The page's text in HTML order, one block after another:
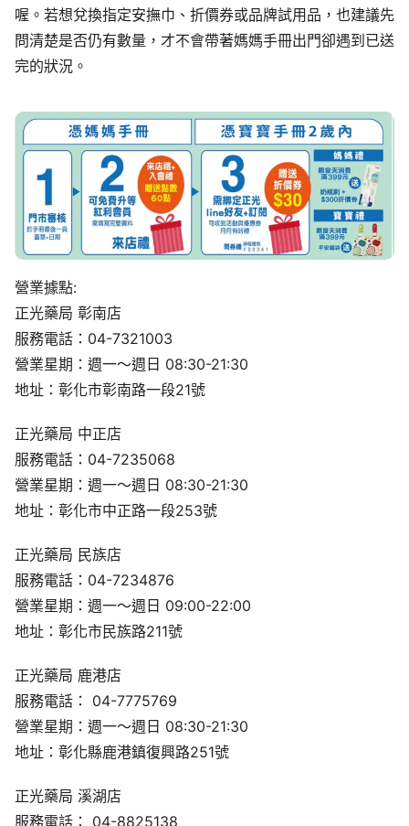
喔。若想兌換指定安撫巾、折價券或品牌試用品，也建議先
問清楚是否仍有數量，才不會帶著媽媽手冊出門卻遇到已送
完的狀況。
營業據點:
正光藥局 彰南店
服務電話：04-7321003
營業星期：週一～週日 08:30-21:30
地址：彰化市彰南路一段21號
正光藥局 中正店
服務電話：04-7235068
營業星期：週一～週日 08:30-21:30
地址：彰化市中正路一段253號
正光藥局 民族店
服務電話：04-7234876
營業星期：週一～週日 09:00-22:00
地址：彰化市民族路211號
正光藥局 鹿港店
服務電話： 04-7775769
營業星期：週一～週日 08:30-21:30
地址：彰化縣鹿港鎮復興路251號
正光藥局 溪湖店
服務電話： 04-8825138